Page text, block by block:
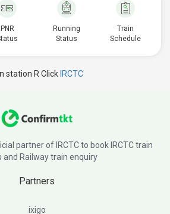
PNR
Running
Status
Train
Schedule
station R Click IRCTC
partner of IRCTC to book IRCTC train
and Railway train enquiry
Partners
ixigo